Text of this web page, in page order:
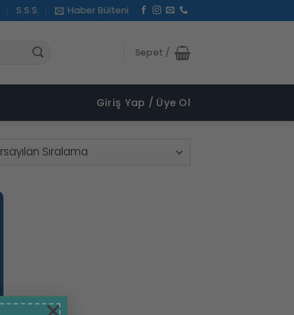
S.S.S. Haber Bülteni
Sepet /
Giriş Yap / Üye Ol